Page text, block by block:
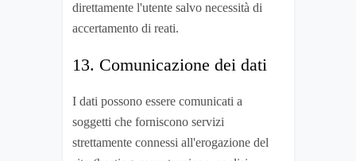
direttamente l'utente salvo necessità di
accertamento di reati.
13. Comunicazione dei dati
I dati possono essere comunicati a
soggetti che forniscono servizi
strettamente connessi all'erogazione del